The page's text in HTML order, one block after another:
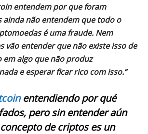
entendem por que foram
ainda não entendem que todo o
é uma fraude. Nem
vão entender que não existe isso de
algo que não produz
e esperar ficar rico com isso.”
entendiendo por qué
pero sin entender aún
de criptos es un